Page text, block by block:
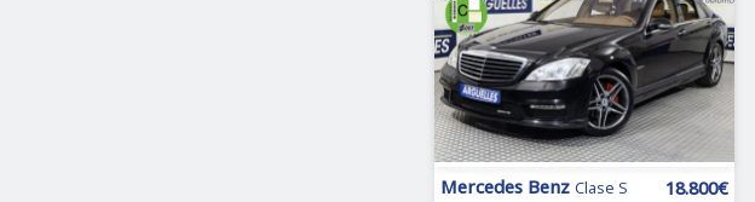
Mercedes Benz Clase S 18.800€